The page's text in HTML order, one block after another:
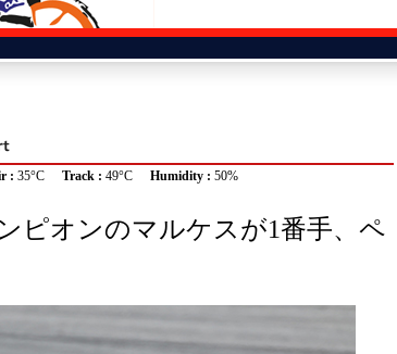
り
My Honda
選んだ Honda
: 35°C Track : 49°C Humidity : 50%
ピオンのマルケスが1番手、ペ